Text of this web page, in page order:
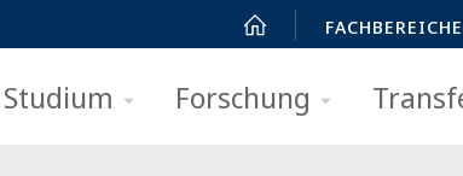
FACHBEREICHE
Studium Forschung